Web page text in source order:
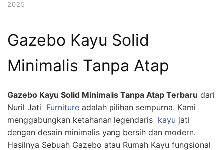
2025
Gazebo Kayu Solid
Minimalis Tanpa Atap
Gazebo Kayu Solid Minimalis Tanpa Atap Terbaru dari
Nuril Jati Furniture adalah pilihan sempurna. Kami
menggabungkan ketahanan legendaris kayu jati
dengan desain minimalis yang bersih dan modern.
Hasilnya Sebuah Gazebo atau Rumah Kayu fungsional